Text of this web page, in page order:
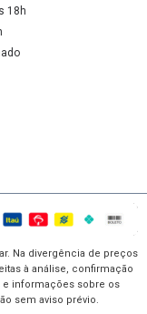
18h
Na divergência de preços
à análise, confirmação
e informações sobre os
sem aviso prévio.